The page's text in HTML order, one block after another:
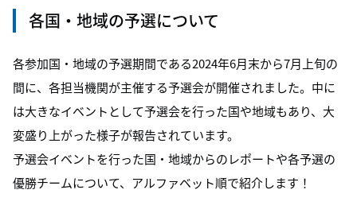
各国・地域の予選について
各参加国・地域の予選期間である2024年6月末から7月上旬の
間に、各担当機関が主催する予選会が開催されました。中に
は大きなイベントとして予選会を行った国や地域もあり、大
変盛り上がった様子が報告されています。
予選会イベントを行った国・地域からのレポートや各予選の
優勝チームについて、アルファベット順で紹介します！